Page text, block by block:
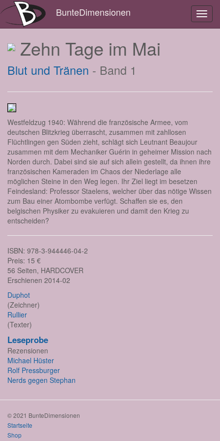
BunteDimensionen
Zehn Tage im Mai
Blut und Tränen - Band 1
Westfeldzug 1940: Während die französische Armee, vom
deutschen Blitzkrieg überrascht, zusammen mit zahllosen
Flüchtlingen gen Süden zieht, schlägt sich Leutnant Beaujour
zusammen mit dem Mechaniker Guérin in geheimer Mission nach
Norden durch. Dabei sind sie auf sich allein gestellt, da ihnen ihre
französischen Kameraden im Chaos der Niederlage alle
möglichen Steine in den Weg legen. Ihr Ziel liegt im besetzen
Feindesland: Professor Staelens, welcher über das nötige Wissen
zum Bau einer Atombombe verfügt. Schaffen sie es, den
belgischen Physiker zu evakuieren und damit den Krieg zu
entscheiden?
ISBN: 978-3-944446-04-2
Preis: 15 €
56 Seiten, HARDCOVER
Erschienen 2014-02
Duphot
(Zeichner)
Rullier
(Texter)
Leseprobe
Rezensionen
Michael Hüster
Rolf Pressburger
Nerds gegen Stephan
© 2021 BunteDimensionen
Startseite
Shop